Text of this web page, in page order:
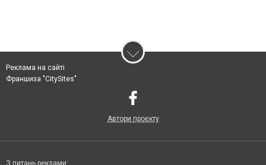
Реклама на сайті
Франшиза "CitySites"
Автори проєкту
З питань реклами: